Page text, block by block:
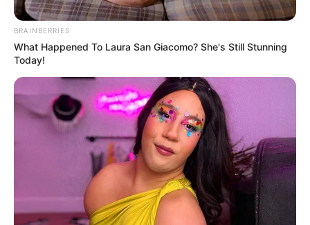
ANagy Őidei évadának már az első perceiben
BRAINBERRIES
What Happened To Laura San Giacomo? She's Still Stunning
Today!